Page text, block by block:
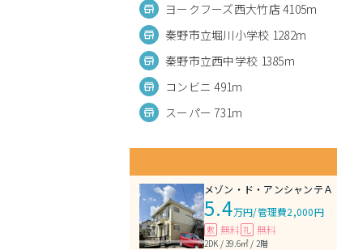
ヨークフーズ西大竹店 4105m
秦野市立堀川小学校 1282m
秦野市立西中学校 1385m
コンビニ 491m
スーパー 731m
メゾン・ド・アンシャンテＡ
5.4万円/管理費2,000円
敷 無料 礼 無料
2DK / 39.6㎡ / 2階